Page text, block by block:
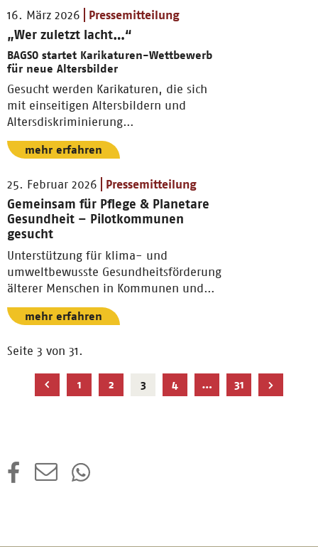
16. März 2026 Pressemitteilung
„Wer zuletzt lacht…“
BAGSO startet Karikaturen-Wettbewerb
für neue Altersbilder
Gesucht werden Karikaturen, die sich
mit einseitigen Altersbildern und
Altersdiskriminierung
auseinandersetzen.
mehr erfahren
25. Februar 2026 Pressemitteilung
Gemeinsam für Pflege & Planetare
Gesundheit – Pilotkommunen
gesucht
Unterstützung für klima- und
umweltbewusste Gesundheitsförderung
älterer Menschen in Kommunen und
Pflegeeinrichtungen.
mehr erfahren
Seite 3 von 31.
1 2 3Aktuelle
Seite
4 … 31